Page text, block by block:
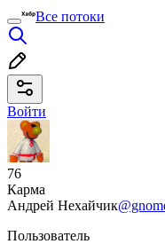
Все потоки
Войти
76
Карма
Андрей Нехайчик
Пользователь